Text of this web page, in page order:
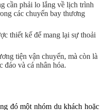
cần phải lo lắng về lịch trình
các chuyến bay thương
thiết kế để mang lại sự thoải
tiện vận chuyển, mà còn là
đáo và cá nhân hóa.
đó một nhóm du khách hoặc